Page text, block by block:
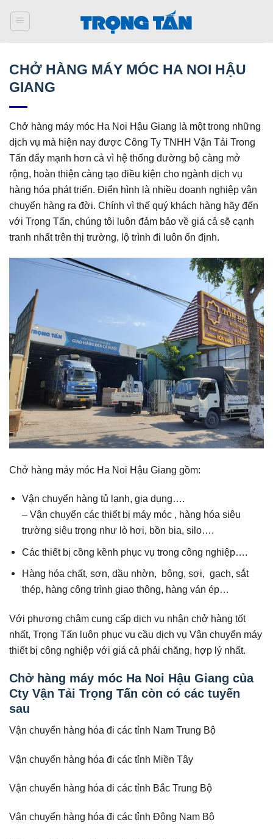
qua
CHỞ HÀNG MÁY MÓC HA NOI HẬU
GIANG
Chở hàng máy móc Ha Noi Hậu Giang là một trong những
dịch vụ mà hiện nay được Công Ty TNHH Vận Tải Trong
Tấn đẩy mạnh hơn cả vì hệ thống đường bộ càng mở
rộng, hoàn thiện càng tạo điều kiện cho ngành dịch vụ
hàng hóa phát triển. Điển hình là nhiều doanh nghiệp vận
chuyển hàng ra đời. Chính vì thế quý khách hàng hãy đến
với Trọng Tấn, chúng tôi luôn đảm bảo về giá cả sẽ cạnh
tranh nhất trên thị trường, lộ trình đi luôn ổn định.
Chở hàng máy móc Ha Noi Hậu Giang gồm:
Vận chuyển hàng tủ lạnh, gia dụng….
– Vận chuyển các thiết bị máy móc , hàng hóa siêu
trường siêu trọng như lò hơi, bồn bia, silo….
Các thiết bị cồng kềnh phục vụ trong công nghiệp….
Hàng hóa chất, sơn, dầu nhờn, bông, sợi, gạch, sắt
thép, hàng công trình giao thông, hàng ván ép…
Với phương châm cung cấp dịch vụ nhận chở hàng tốt
nhất, Trọng Tấn luôn phục vu cầu dịch vụ Vận chuyển máy
thiết bị công nghiệp với giá cả phải chăng, hợp lý nhất.
Chở hàng máy móc Ha Noi Hậu Giang của
Cty Vận Tải Trọng Tấn còn có các tuyến
sau
Vận chuyển hàng hóa đi các tỉnh Nam Trung Bộ
Vận chuyển hàng hóa đi các tỉnh Miền Tây
Vận chuyển hàng hóa đi các tỉnh Bắc Trung Bộ
Vận chuyển hàng hóa đi các tỉnh Đông Nam Bộ